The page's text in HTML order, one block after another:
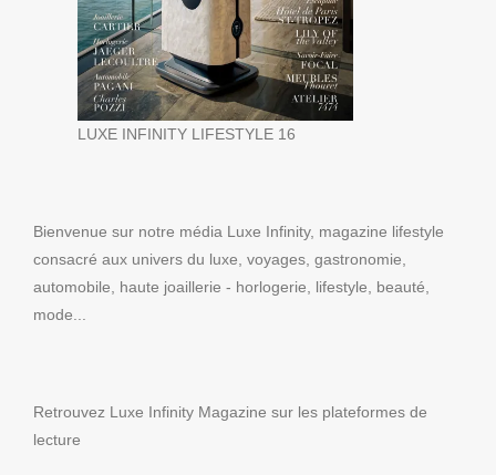
LUXE INFINITY LIFESTYLE 16
Bienvenue sur notre média Luxe Infinity, magazine lifestyle
consacré aux univers du luxe, voyages, gastronomie,
automobile, haute joaillerie - horlogerie, lifestyle, beauté,
mode...
Retrouvez Luxe Infinity Magazine sur les plateformes de
lecture